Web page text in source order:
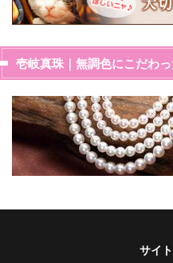
壱岐真珠｜無調色にこだわ
サイ